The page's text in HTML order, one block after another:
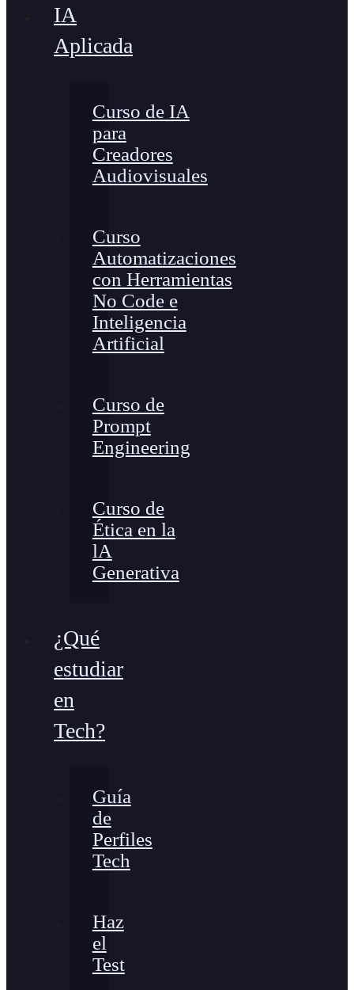
IA
Aplicada
Curso de IA
para
Creadores
Audiovisuales
Curso
Automatizaciones
con Herramientas
No Code e
Inteligencia
Artificial
Curso de
Prompt
Engineering
Curso de
Ética en la
lA
Generativa
¿Qué
estudiar
en
Tech?
Guía
de
Perfiles
Tech
Haz
el
Test